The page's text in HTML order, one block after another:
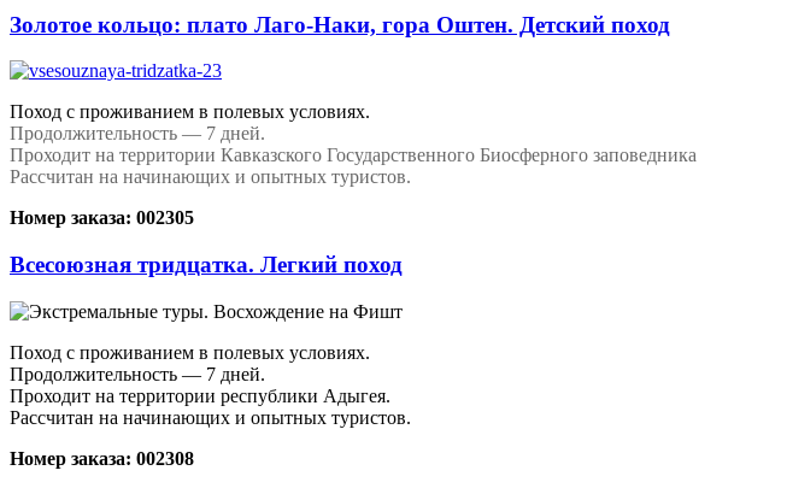
Золотое кольцо: плато Лаго-Наки, гора Оштен. Детский поход
Поход с проживанием в полевых условиях.
Продолжительность — 7 дней.
Проходит на территории Кавказского Государственного Биосферного заповедника
Рассчитан на начинающих и опытных туристов.
Номер заказа: 002305
Всесоюзная тридцатка. Легкий поход
Поход с проживанием в полевых условиях.
Продолжительность — 7 дней.
Проходит на территории республики Адыгея.
Рассчитан на начинающих и опытных туристов.
Номер заказа: 002308